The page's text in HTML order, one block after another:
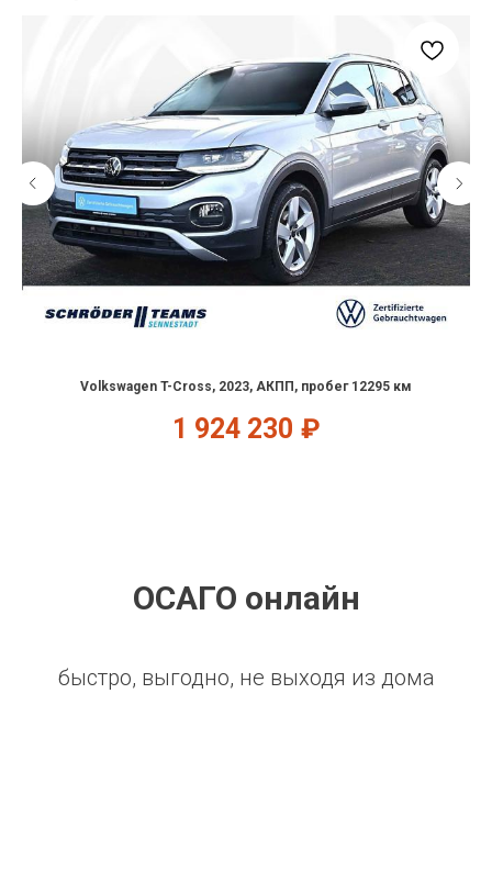
Volkswagen T-Cross, 2023, АКПП, пробег 12295 км
1 924 230 ₽
ОСАГО онлайн
быстро, выгодно, не выходя из дома